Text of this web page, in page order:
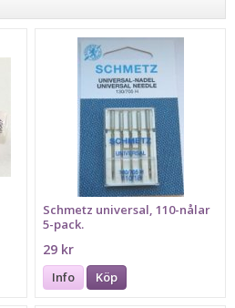
Schmetz universal, 110-nålar
5-pack.
29 kr
Info Köp